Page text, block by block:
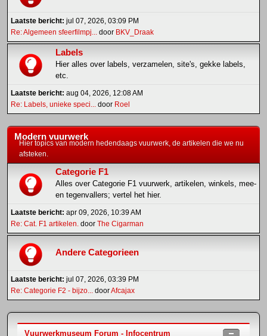
Laatste bericht: jul 07, 2026, 03:09 PM
Re: Algemeen sfeerfilmpj...
door BKV_Draak
Labels
Hier alles over labels, verzamelen, site's, gekke labels,
etc.
Laatste bericht: aug 04, 2026, 12:08 AM
Re: Labels, unieke speci...
door Roel
Modern vuurwerk
Hier topics van modern hedendaags vuurwerk, de artikelen die we nu
afsteken.
Categorie F1
Alles over Categorie F1 vuurwerk, artikelen, winkels, mee-
en tegenvallers; vertel het hier.
Laatste bericht: apr 09, 2026, 10:39 AM
Re: Cat. F1 artikelen. door The Cigarman
Andere Categorieen
Laatste bericht: jul 07, 2026, 03:39 PM
Re: Categorie F2 - bijzo...
doorAfcajax
Vuurwerkmuseum Forum - Infocentrum